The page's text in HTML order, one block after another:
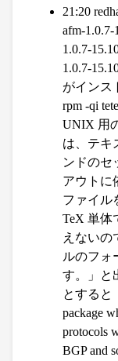
21:20
afm-1.0.7-
1.0.7-
1.0.7-
がインス
rpm -qi
UNIX 用
は、テキ
ンドのセ
アウトに
ファイル
TeX 単体
えないの
ルのフォ
す。」と
とすると
package
protocols
BGP and